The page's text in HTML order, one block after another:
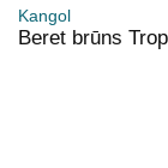
Kangol
Beret brūns